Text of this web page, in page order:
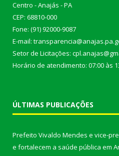
Centro - Anajás - PA
CEP: 68810-000
Fone: (91) 92000-9087
E-mail:
Setor de Licitações:
Horário de atendimento: 07:00 às
ÚLTIMAS PUBLICAÇÕES
Prefeito Vivaldo Mendes e vice-
e fortalecem a saúde pública em